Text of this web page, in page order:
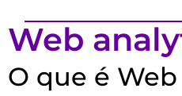
Web
O que é